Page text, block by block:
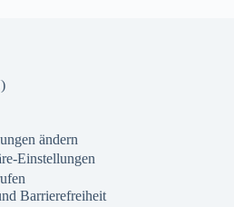
ändern
Einstellungen
Barrierefreiheit